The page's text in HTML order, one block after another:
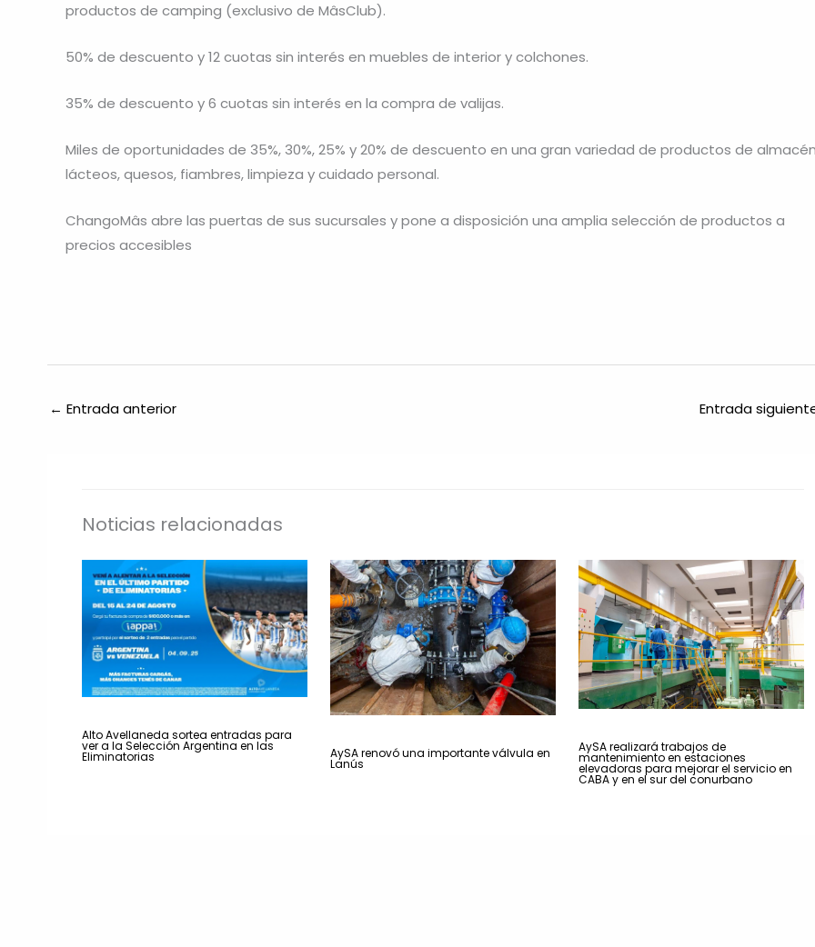
productos de camping (exclusivo de MâsClub).
50% de descuento y 12 cuotas sin interés en muebles de interior y colchones.
35% de descuento y 6 cuotas sin interés en la compra de valijas.
Miles de oportunidades de 35%, 30%, 25% y 20% de descuento en una gran variedad de productos de
lácteos, quesos, fiambres, limpieza y cuidado personal.
ChangoMâs abre las puertas de sus sucursales y pone a disposición una amplia selección de productos a
precios accesibles
← Entrada anterior Entrada
Noticias relacionadas
Alto Avellaneda sortea entradas para
ver a la Selección Argentina en las
Eliminatorias AySA renovó una importante válvula en
Lanús
AySA realizará trabajos de
mantenimiento en estaciones
elevadoras para mejorar el servicio en
CABA y en el sur del conurbano